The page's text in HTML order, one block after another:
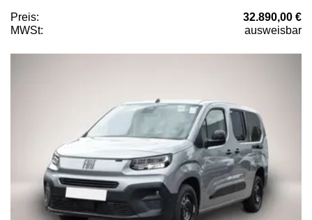
Preis:
32.890,00 €
MWSt:
ausweisbar